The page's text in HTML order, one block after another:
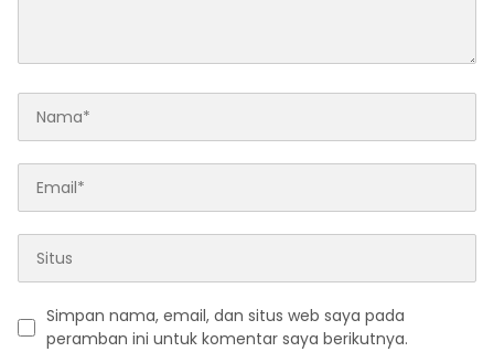
Simpan nama, email, dan situs web saya pada
peramban ini untuk komentar saya berikutnya.